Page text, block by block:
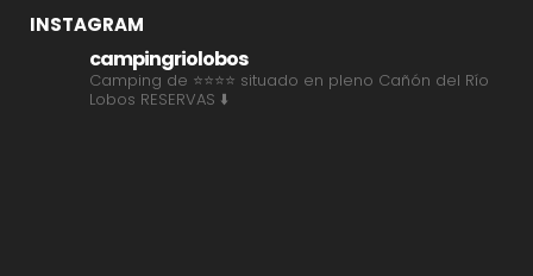
INSTAGRAM
campingriolobos
Camping de ⭐⭐⭐⭐ situado en pleno Cañón del Río
Lobos RESERVAS ⬇️